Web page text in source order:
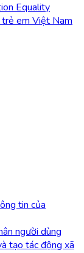
Equality
em Việt Nam
tin của
người dùng
tạo tác động xã